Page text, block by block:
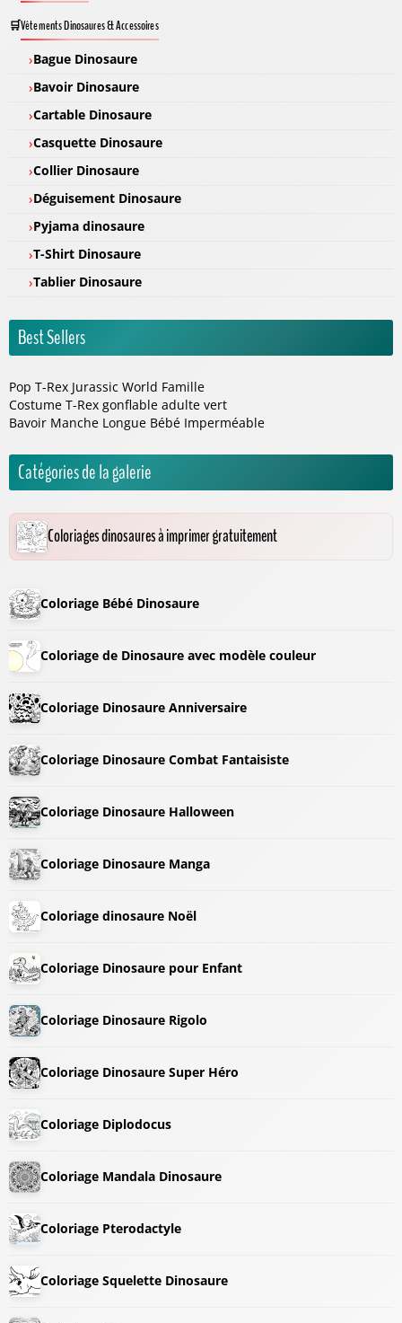
Vêtements Dinosaures & Accessoires
Bague Dinosaure
Bavoir Dinosaure
Cartable Dinosaure
Casquette Dinosaure
Collier Dinosaure
Déguisement Dinosaure
Pyjama dinosaure
T-Shirt Dinosaure
Tablier Dinosaure
Best Sellers
Pop T-Rex Jurassic World Famille
Costume T-Rex gonflable adulte vert
Bavoir Manche Longue Bébé Imperméable
Catégories de la galerie
Coloriages dinosaures à imprimer gratuitement
Coloriage Bébé Dinosaure
Coloriage de Dinosaure avec modèle couleur
Coloriage Dinosaure Anniversaire
Coloriage Dinosaure Combat Fantaisiste
Coloriage Dinosaure Halloween
Coloriage Dinosaure Manga
Coloriage dinosaure Noël
Coloriage Dinosaure pour Enfant
Coloriage Dinosaure Rigolo
Coloriage Dinosaure Super Héro
Coloriage Diplodocus
Coloriage Mandala Dinosaure
Coloriage Pterodactyle
Coloriage Squelette Dinosaure